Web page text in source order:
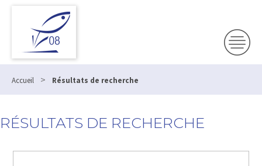
Accueil > Résultats de recherche
RÉSULTATS DE RECHERCHE